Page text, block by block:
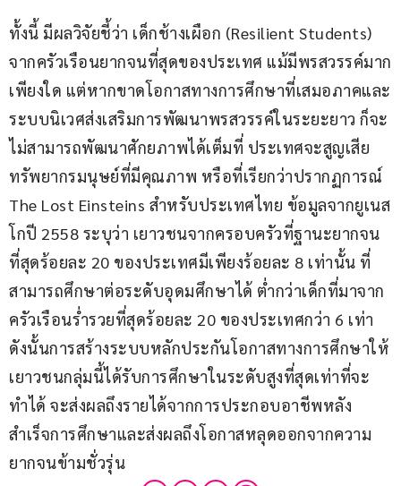
ทั้งนี้ มีผลวิจัยชี้ว่า เด็กช้างเผือก (Resilient Students)
จากครัวเรือนยากจนที่สุดของประเทศ แม้มีพรสวรรค์มาก
เพียงใด แต่หากขาดโอกาสทางการศึกษาที่เสมอภาคและ
ระบบนิเวศส่งเสริมการพัฒนาพรสวรรค์ในระยะยาว ก็จะ
ไม่สามารถพัฒนาศักยภาพได้เต็มที่ ประเทศจะสูญเสีย
ทรัพยากรมนุษย์ที่มีคุณภาพ หรือที่เรียกว่าปรากฏการณ์
The Lost Einsteins สำหรับประเทศไทย ข้อมูลจากยูเนส
โกปี 2558 ระบุว่า เยาวชนจากครอบครัวที่ฐานะยากจน
ที่สุดร้อยละ 20 ของประเทศมีเพียงร้อยละ 8 เท่านั้น ที่
สามารถศึกษาต่อระดับอุดมศึกษาได้ ต่ำกว่าเด็กที่มาจาก
ครัวเรือนร่ำรวยที่สุดร้อยละ 20 ของประเทศกว่า 6 เท่า
ดังนั้นการสร้างระบบหลักประกันโอกาสทางการศึกษาให้
เยาวชนกลุ่มนี้ได้รับการศึกษาในระดับสูงที่สุดเท่าที่จะ
ทำได้ จะส่งผลถึงรายได้จากการประกอบอาชีพหลัง
สำเร็จการศึกษาและส่งผลถึงโอกาสหลุดออกจากความ
ยากจนข้ามชั่วรุ่น